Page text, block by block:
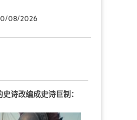
08/2026
诗改编成史诗巨制：